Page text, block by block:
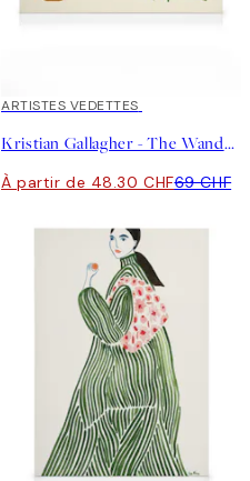
30%*
ARTISTES VEDETTES
Kristian Gallagher - The Wanderer Toile
À partir de 48.30 CHF69 CHF